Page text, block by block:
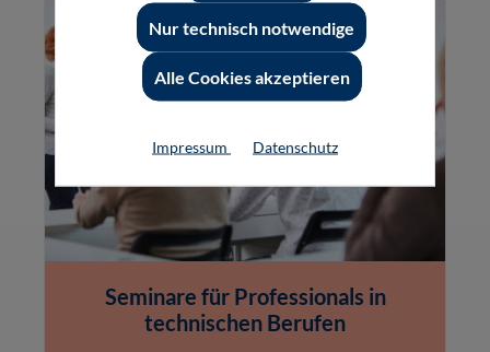
Seminare für Professionals in
technischen Berufen
Nur technisch notwendige
Alle Cookies akzeptieren
Impressum Datenschutz